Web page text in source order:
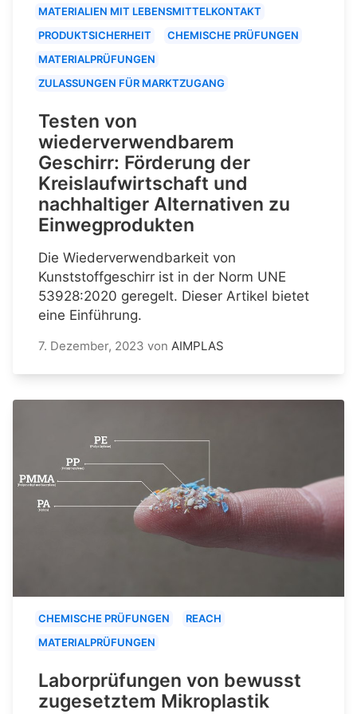
MATERIALIEN MIT LEBENSMITTELKONTAKT
PRODUKTSICHERHEIT
CHEMISCHE PRÜFUNGEN
MATERIALPRÜFUNGEN
ZULASSUNGEN FÜR MARKTZUGANG
Testen von
wiederverwendbarem
Geschirr: Förderung der
Kreislaufwirtschaft und
nachhaltiger Alternativen zu
Einwegprodukten
Die Wiederverwendbarkeit von
Kunststoffgeschirr ist in der Norm UNE
53928:2020 geregelt. Dieser Artikel bietet
eine Einführung.
7. Dezember, 2023 von AIMPLAS
CHEMISCHE PRÜFUNGEN
REACH
MATERIALPRÜFUNGEN
Laborprüfungen von bewusst
zugesetztem Mikroplastik